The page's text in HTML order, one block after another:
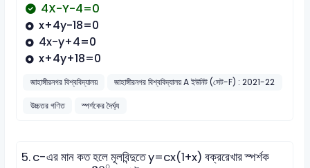
4X-Y-4=0
x+4y-18=0
4x-y+4=0
x+4y+18=0
জাহাঙ্গীরনগর বিশ্ববিদ্যালয়
জাহাঙ্গীরনগর বিশ্ববিদ্যালয় A ইউনিট (সেট-F) : 2021-22
উচ্চতর গণিত
স্পর্শকের দৈর্ঘ্য
5.c-এর মান কত হলে মূলবিন্দুতে y=cx(1+x) বক্ররেখার স্পর্শক